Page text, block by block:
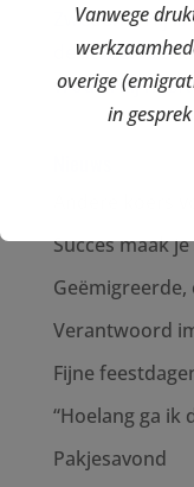
Zweden*. Hij
de liefde. Al
vrouw. Zij
Succes maak
Verantwoord
Fijne
“Hoelang ga ik
Pakjesavond
Vanwege
overige
in